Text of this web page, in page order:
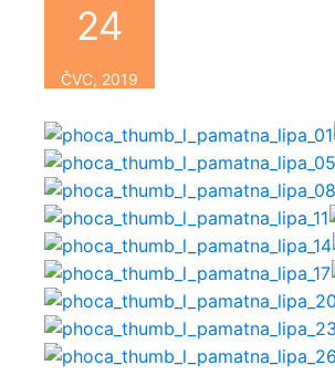
By
24
ČVC, 2019